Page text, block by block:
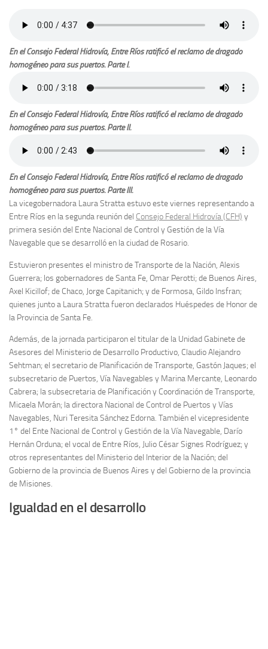
En el Consejo Federal Hidrovía, Entre Ríos ratificó el reclamo de dragado
homogéneo para sus puertos. Parte I.
En el Consejo Federal Hidrovía, Entre Ríos ratificó el reclamo de dragado
homogéneo para sus puertos. Parte II.
En el Consejo Federal Hidrovía, Entre Ríos ratificó el reclamo de dragado
homogéneo para sus puertos. Parte III.
La vicegobernadora Laura Stratta estuvo este viernes representando a
Entre Ríos en la segunda reunión del Consejo Federal Hidrovía(CFH) y
primera sesión del Ente Nacional de Control y Gestión de la Vía
Navegable que se desarrolló en la ciudad de Rosario.
Estuvieron presentes el ministro de Transporte de la Nación, Alexis
Guerrera; los gobernadores de Santa Fe, Omar Perotti; de Buenos Aires,
Axel Kicillof; de Chaco, Jorge Capitanich; y de Formosa, Gildo Insfran;
quienes junto a Laura Stratta fueron declarados Huéspedes de Honor de
la Provincia de Santa Fe.
Además, de la jornada participaron el titular de la Unidad Gabinete de
Asesores del Ministerio de Desarrollo Productivo, Claudio Alejandro
Sehtman; el secretario de Planificación de Transporte, Gastón Jaques; el
subsecretario de Puertos, Vía Navegables y Marina Mercante, Leonardo
Cabrera; la subsecretaria de Planificación y Coordinación de Transporte,
Micaela Morán; la directora Nacional de Control de Puertos y Vías
Navegables, Nuri Teresita Sánchez Edorna. También el vicepresidente
1° del Ente Nacional de Control y Gestión de la Vía Navegable, Darío
Hernán Orduna; el vocal de Entre Ríos, Julio César Signes Rodríguez; y
otros representantes del Ministerio del Interior de la Nación; del
Gobierno de la provincia de Buenos Aires y del Gobierno de la provincia
de Misiones.
Igualdad en el desarrollo